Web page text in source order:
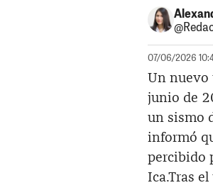
07/06/2026
Un nuevo
junio de
un sismo
informó
percibido
Ica.Tras el